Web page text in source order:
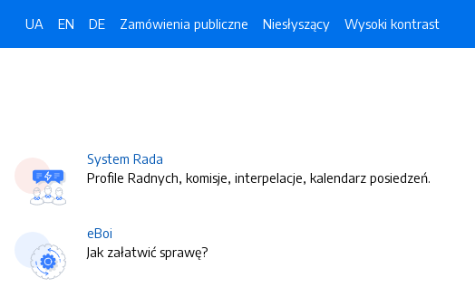
UA EN DE Zamówienia publiczne Niesłyszący Wysoki kontrast
System Rada
Profile Radnych, komisje, interpelacje, kalendarz posiedzeń.
eBoi
Jak załatwić sprawę?